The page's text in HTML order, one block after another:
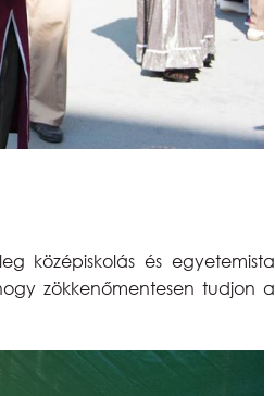
középiskolás és egyetemista
zökkenőmentesen tudjon a